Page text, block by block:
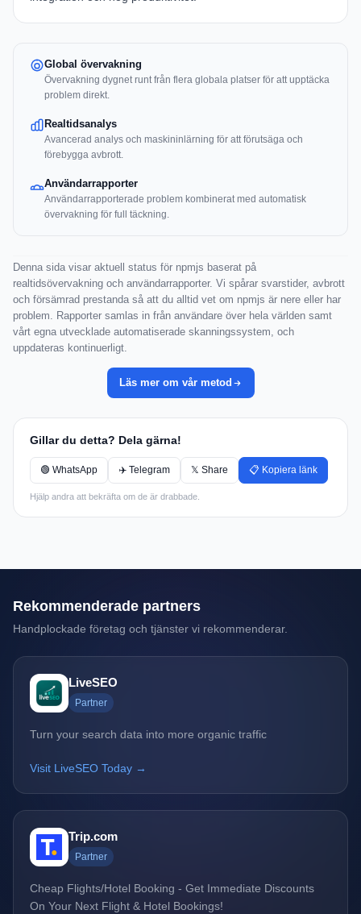
Global övervakning
Övervakning dygnet runt från flera globala platser för att upptäcka
problem direkt.
Realtidsanalys
Avancerad analys och maskininlärning för att förutsäga och
förebygga avbrott.
Användarrapporter
Användarrapporterade problem kombinerat med automatisk
övervakning för full täckning.
Denna sida visar aktuell status för npmjs baserat på
realtidsövervakning och användarrapporter. Vi spårar svarstider, avbrott
och försämrad prestanda så att du alltid vet om npmjs är nere eller har
problem. Rapporter samlas in från användare över hela världen samt
vårt egna utvecklade automatiserade skanningssystem, och
uppdateras kontinuerligt.
Läs mer om vår metod
Gillar du detta? Dela gärna!
🟢 WhatsApp ✈️ Telegram 𝕏 Share 📋 Kopiera länk
Hjälp andra att bekräfta om de är drabbade.
Rekommenderade partners
Handplockade företag och tjänster vi rekommenderar.
LiveSEO
Partner
Turn your search data into more organic traffic
Visit LiveSEO Today →
Trip.com
Partner
Cheap Flights/Hotel Booking - Get Immediate Discounts
On Your Next Flight & Hotel Bookings!